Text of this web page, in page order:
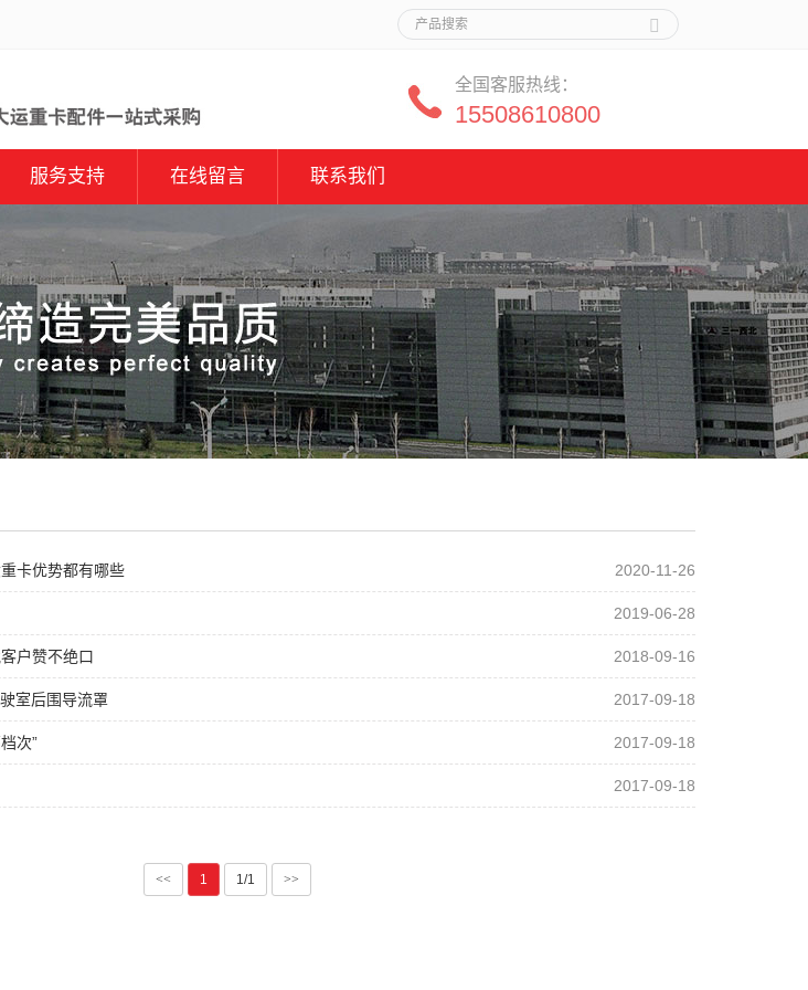
全国客服热线：
15508610800
服务支持 在线留言 联系我们
卡优势都有哪些 2020-11-26
2019-06-28
户赞不绝口 2018-09-16
室后围导流罩 2017-09-18
次” 2017-09-18
2017-09-18
<< 1 1/1 >>